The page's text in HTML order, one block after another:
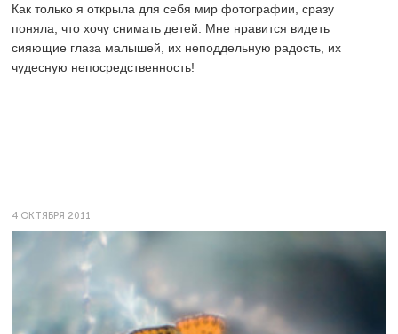
Как только я открыла для себя мир фотографии, сразу
поняла, что хочу снимать детей. Мне нравится видеть
сияющие глаза малышей, их неподдельную радость, их
чудесную непосредственность!
4 ОКТЯБРЯ 2011